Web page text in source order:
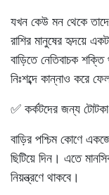
যখন কেউ মন থেকে
রাশির মানুষের হৃদয়ে
বাড়িতে নেতিবাচক
নিঃশব্দে কান্নাও করে
✅ কর্কটদের জন্য
বাড়ির পশ্চিম কোণে
ছিটিয়ে দিন। এতে
নিয়ন্ত্রণে থাকবে।